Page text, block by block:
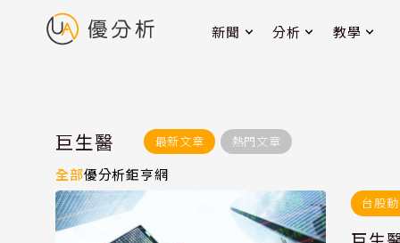
新聞 分析 教學
巨生醫 最新文章 熱門文章
全部優分析鉅亨網
台股